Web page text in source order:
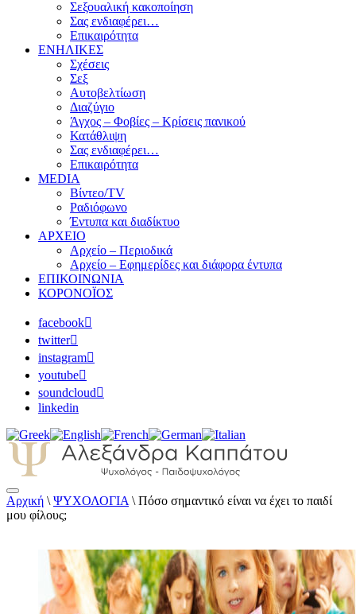
Σεξουαλική κακοποίηση
Σας ενδιαφέρει…
Επικαιρότητα
ΕΝΗΛΙΚΕΣ
Σχέσεις
Σεξ
Αυτοβελτίωση
Διαζύγιο
Άγχος – Φοβίες – Κρίσεις πανικού
Κατάθλιψη
Σας ενδιαφέρει…
Επικαιρότητα
MEDIA
Βίντεο/TV
Ραδιόφωνο
Έντυπα και διαδίκτυο
ΑΡΧΕΙΟ
Αρχείο – Περιοδικά
Αρχείο – Εφημερίδες και διάφορα έντυπα
ΕΠΙΚΟΙΝΩΝΙΑ
ΚΟΡΟΝΟΪΟΣ
facebook
twitter
instagram
youtube
soundcloud
linkedin
Αλεξάνδρα Καππάτου Ψυχολόγος –
Παιδοψυχολόγος
Αρχική \ ΨΥΧΟΛΟΓΙΑ \ Πόσο σημαντικό είναι να έχει το παιδί
μου φίλους;